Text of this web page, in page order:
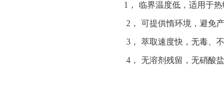
1， 临界温度低，适用于热
2， 可提供惰环境，避免
3， 萃取速度快，无毒、
4， 无溶剂残留，无硝酸